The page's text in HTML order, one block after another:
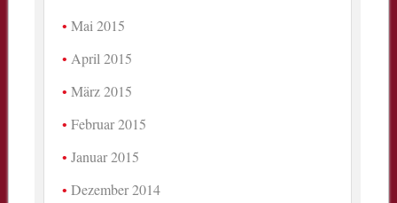
Mai 2015
April 2015
März 2015
Februar 2015
Januar 2015
Dezember 2014